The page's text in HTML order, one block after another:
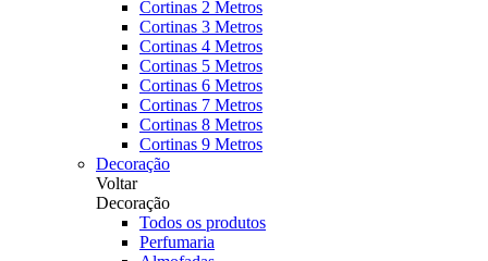
Cortinas 2 Metros
Cortinas 3 Metros
Cortinas 4 Metros
Cortinas 5 Metros
Cortinas 6 Metros
Cortinas 7 Metros
Cortinas 8 Metros
Cortinas 9 Metros
Decoração
Voltar
Decoração
Todos os produtos
Perfumaria